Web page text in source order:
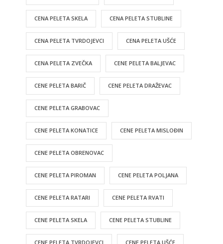
CENA PELETA SKELA CENA PELETA STUBLINE
CENA PELETA TVRDOJEVCI CENA PELETA UŠĆE
CENA PELETA ZVEČKA CENE PELETA BALJEVAC
CENE PELETA BARIČ CENE PELETA DRAŽEVAC
CENE PELETA GRABOVAC
CENE PELETA KONATICE CENE PELETA MISLOĐIN
CENE PELETA OBRENOVAC
CENE PELETA PIROMAN CENE PELETA POLJANA
CENE PELETA RATARI CENE PELETA RVATI
CENE PELETA SKELA CENE PELETA STUBLINE
CENE PELETA TVRDOJEVCI CENE PELETA UŠĆE